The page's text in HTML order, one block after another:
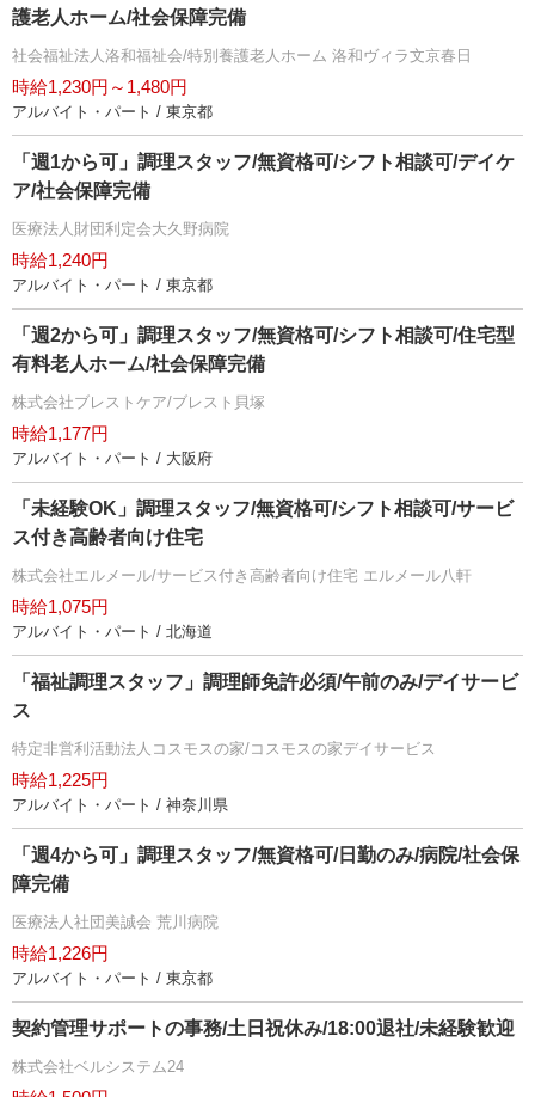
護老人ホーム/社会保障完備
社会福祉法人洛和福祉会/特別養護老人ホーム 洛和ヴィラ文京春日
時給1,230円～1,480円
アルバイト・パート / 東京都
「週1から可」調理スタッフ/無資格可/シフト相談可/デイケ
ア/社会保障完備
医療法人財団利定会大久野病院
時給1,240円
アルバイト・パート / 東京都
「週2から可」調理スタッフ/無資格可/シフト相談可/住宅型
有料老人ホーム/社会保障完備
株式会社ブレストケア/ブレスト貝塚
時給1,177円
アルバイト・パート / 大阪府
「未経験OK」調理スタッフ/無資格可/シフト相談可/サービ
ス付き高齢者向け住宅
株式会社エルメール/サービス付き高齢者向け住宅 エルメール八軒
時給1,075円
アルバイト・パート / 北海道
「福祉調理スタッフ」調理師免許必須/午前のみ/デイサービ
ス
特定非営利活動法人コスモスの家/コスモスの家デイサービス
時給1,225円
アルバイト・パート / 神奈川県
「週4から可」調理スタッフ/無資格可/日勤のみ/病院/社会保
障完備
医療法人社団美誠会 荒川病院
時給1,226円
アルバイト・パート / 東京都
契約管理サポートの事務/土日祝休み/18:00退社/未経験歓迎
株式会社ベルシステム24